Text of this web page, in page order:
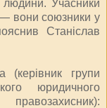
Учасники
— вони союзники у
Станіслав
(керівник групи
юридичного